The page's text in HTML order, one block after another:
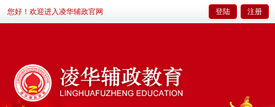
您好！欢迎进入凌华辅政官网 登陆 注册